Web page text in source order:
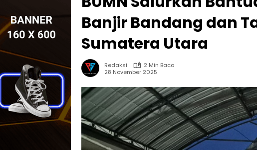
Banjir Bandang dan
Sumatera Utara
Redaksi
2 Min Baca
28 November 2025